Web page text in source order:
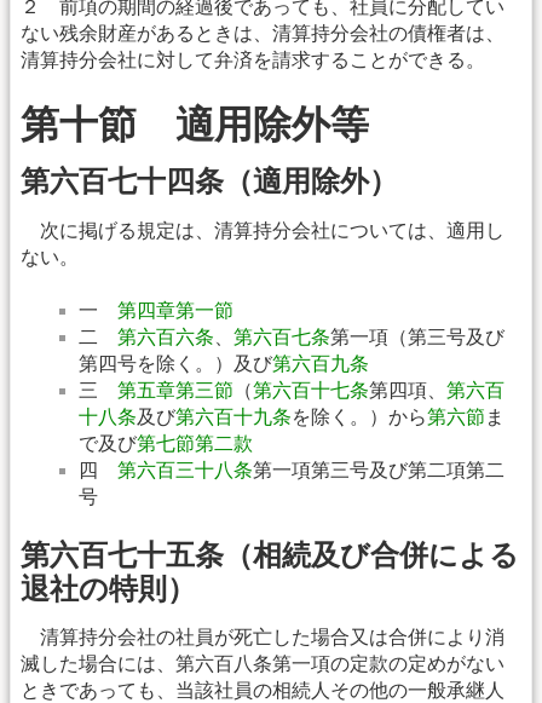
２ 前項の期間の経過後であっても、社員に分配してい
ない残余財産があるときは、清算持分会社の債権者は、
清算持分会社に対して弁済を請求することができる。
第十節 適用除外等
第六百七十四条（適用除外）
次に掲げる規定は、清算持分会社については、適用し
ない。
一 第四章第一節
二 第六百六条 第六百七条第一項（第三号及び
第四号を除く。）及び第六百九条
三 第五章第三節 （第六百十七条第四項、 第六百
十八条及び第六百十九条を除く。）から第六節 ま
で及び第七節第二款
四 第六百三十八条第一項第三号及び第二項第二
号
第六百七十五条（相続及び合併による
退社の特則）
清算持分会社の社員が死亡した場合又は合併により消
滅した場合には、第六百八条第一項の定款の定めがない
ときであっても、当該社員の相続人その他の一般承継人